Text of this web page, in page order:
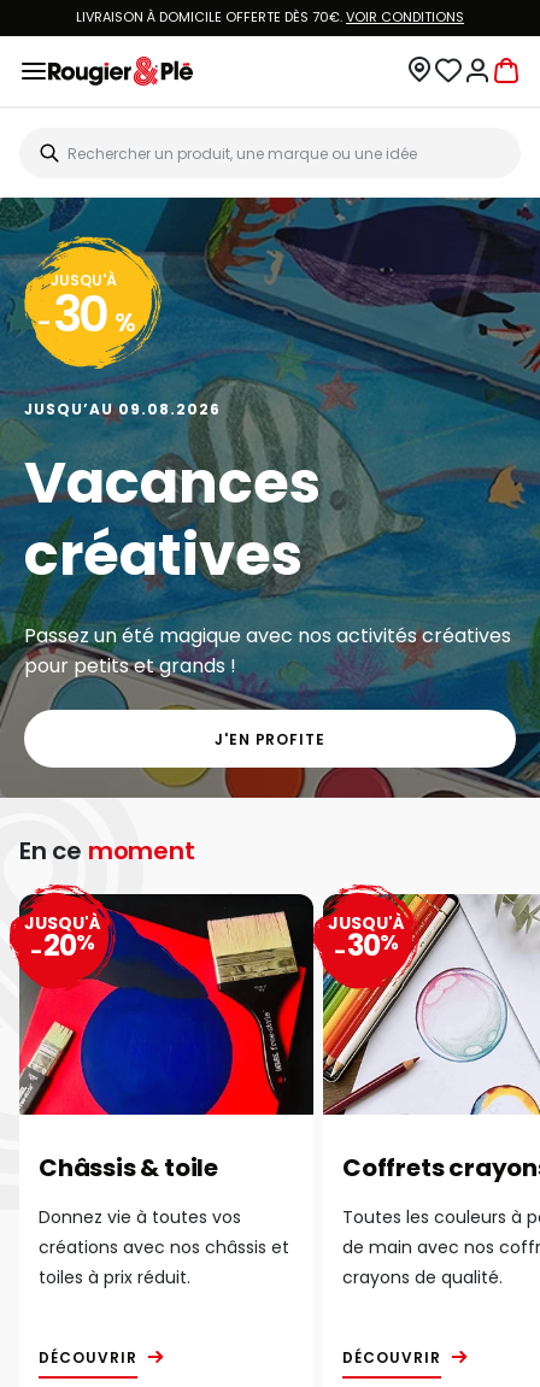
LIVRAISON À DOMICILE OFFERTE DÈS 70€.VOIR CONDITIONS
JUSQU'À
- 30 %
JUSQU’AU 09.08.2026
Vacances
créatives
Passez un été magique avec nos activités créatives
pour petits et grands !
J'EN PROFITE
En ce moment
Châssis & toile
Donnez vie à toutes vos
créations avec nos châssis et
toiles à prix réduit.
DÉCOUVRIR
JUSQU'À
-20%
Coffrets
Toutes les couleurs à
de main avec nos
crayons de qualité.
DÉCOUVRIR
JUSQU'À
-30%